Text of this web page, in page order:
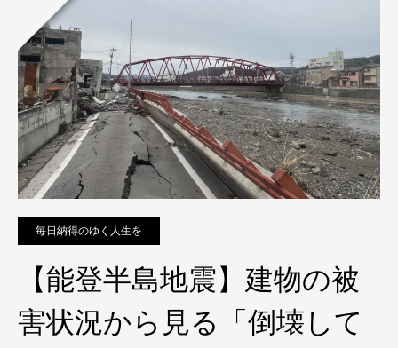
毎日納得のゆく人生を
【能登半島地震】建物の被
害状況から見る「倒壊して